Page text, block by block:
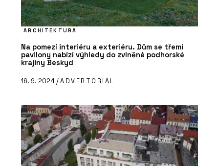
ARCHITEKTURA
Na pomezí interiéru a exteriéru. Dům se třemi
pavilony nabízí výhledy do zvlněné podhorské
krajiny Beskyd
16. 9. 2024 /ADVERTORIAL